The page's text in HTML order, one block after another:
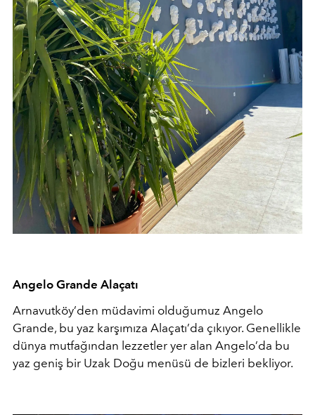
Angelo Grande Alaçatı
Arnavutköy’den müdavimi olduğumuz Angelo
Grande, bu yaz karşımıza Alaçatı’da çıkıyor. Genellikle
dünya mutfağından lezzetler yer alan Angelo’da bu
yaz geniş bir Uzak Doğu menüsü de bizleri bekliyor.